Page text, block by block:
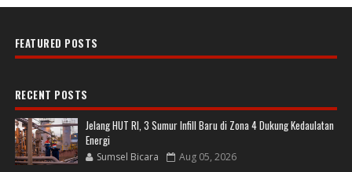
FEATURED POSTS
RECENT POSTS
Jelang HUT RI, 3 Sumur Infill Baru di Zona 4 Dukung Kedaulatan
Energi
Sumsel Bicara Aug 05, 2026